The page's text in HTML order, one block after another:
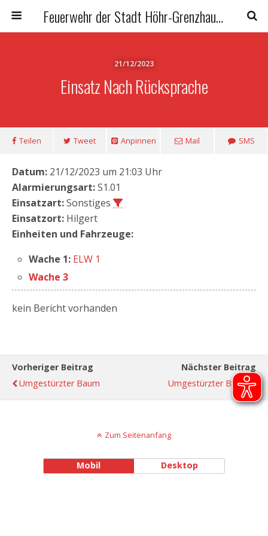
Feuerwehr der Stadt Höhr-Grenzhausen
21/12/2023
Einsatz Nach Rücksprache
Teilen Tweet Anpinnen Mail SMS
Datum: 21/12/2023 um 21:03 Uhr
Alarmierungsart:S1.01
Einsatzart:Sonstiges
Einsatzort: Hilgert
Einheiten und Fahrzeuge:
Wache 1: ELW 1
Wache 3
kein Bericht vorhanden
Vorheriger Beitrag
Umgestürzter Baum
Nächster Beitrag
Umgestürzter Baum
Zum Seitenanfang
Mobil Desktop